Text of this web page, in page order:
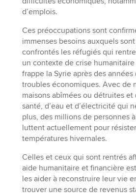
d’emplois.
Ces préoccupations sont
immenses besoins auxquels
confrontés les réfugiés qui
un contexte de crise
frappe la Syrie après des
troubles économiques. Avec de
maisons abîmées ou détruites et
santé, d’eau et d’électricité qui
plus, des millions de personnes
luttent actuellement pour
températures hivernales.
Celles et ceux qui sont rentrés
aide humanitaire et financière
les aider à reconstruire leur vie
trouver une source de revenus